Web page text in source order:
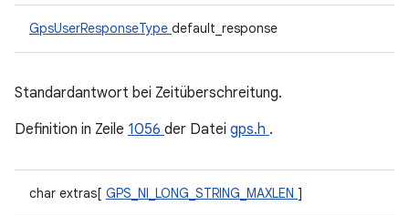
GpsUserResponseType default_response
Standardantwort bei Zeitüberschreitung.
Definition in Zeile 1056 der Datei gps.h .
char extras[ GPS_NI_LONG_STRING_MAXLEN ]